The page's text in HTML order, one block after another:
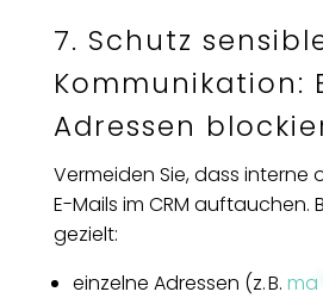
7. Schutz
Kommunikation:
Adressen
Vermeiden Sie, dass interne
E-Mails im CRM auftauchen.
gezielt:
einzelne Adressen (z. B.ma